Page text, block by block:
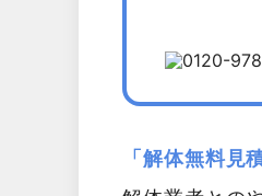
「解体無料見